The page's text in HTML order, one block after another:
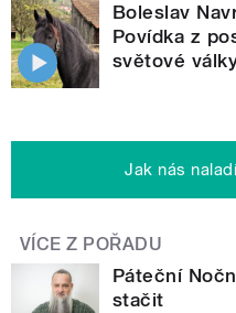
Boleslav
Povídka z
světové
Jak nás
VÍCE Z POŘADU
Páteční
stačit